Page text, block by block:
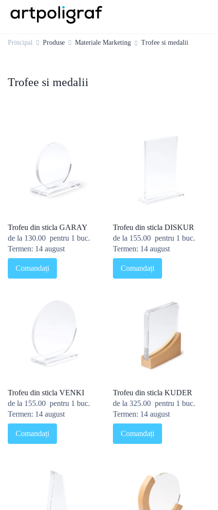
Principal Produse Materiale Marketing Trofee si medalii
Trofee si medalii
Trofeu din sticla GARAY
de la 130.00 pentru 1 buc.
Termen: 14 august
Comandați
Trofeu din sticla DISKUR
de la 155.00 pentru 1 buc.
Termen: 14 august
Comandați
Trofeu din sticla VENKI
de la 155.00 pentru 1 buc.
Termen: 14 august
Comandați
Trofeu din sticla KUDER
de la 325.00 pentru 1 buc.
Termen: 14 august
Comandați